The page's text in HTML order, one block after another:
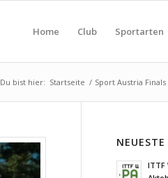
Home Club Sportarten
Du bist hier: Startseite / Sport Austria
ITTF